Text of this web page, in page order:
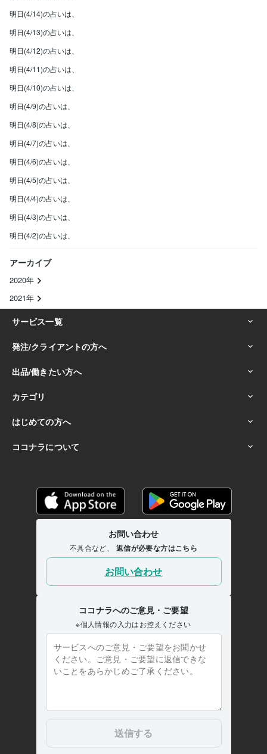
明日(4/14)の占いは、
明日(4/13)の占いは、
明日(4/12)の占いは、
明日(4/11)の占いは、
明日(4/10)の占いは、
明日(4/9)の占いは、
明日(4/8)の占いは、
明日(4/7)の占いは、
明日(4/6)の占いは、
明日(4/5)の占いは、
明日(4/4)の占いは、
明日(4/3)の占いは、
明日(4/2)の占いは、
アーカイブ
2020年
2021年